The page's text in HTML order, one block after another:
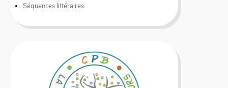
Séquences littéraires